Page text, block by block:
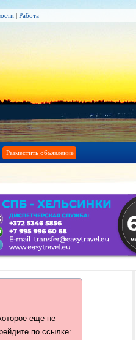
| Работа
Разместить объявление
еще не
по ссылке: